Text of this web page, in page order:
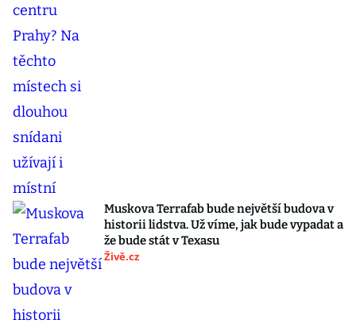
Muskova Terrafab bude největší budova v
historii lidstva. Už víme, jak bude vypadat a
že bude stát v Texasu
Živě.cz